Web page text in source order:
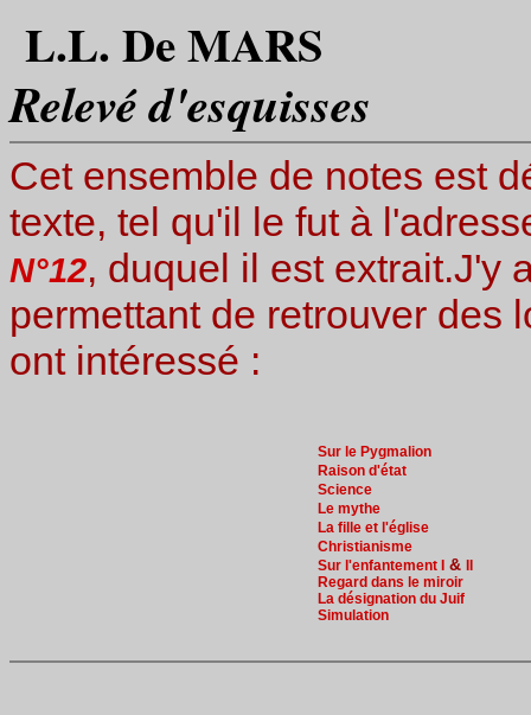
L.L. De MARS
Relevé d'esquisses
Cet ensemble de notes est
texte, tel qu'il le fut à
N°12, duquel il est extrait.J'y
permettant de retrouver des
ont intéressé :
Sur le Pygmalion
Raison d'état
Science
Le mythe
La fille et l'église
Christianisme
Sur l'enfantement I
&
Regard dans le miroir
La désignation du Juif
Simulation